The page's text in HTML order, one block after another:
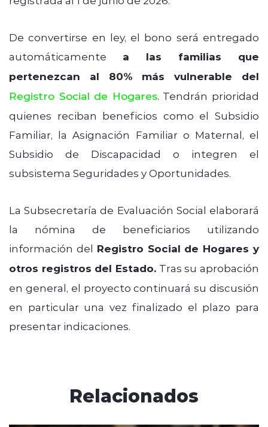
De convertirse en ley, el bono será entregado
automáticamente a las familias que
pertenezcan al 80% más vulnerable del
Registro Social de Hogares. Tendrán prioridad
quienes reciban beneficios como el Subsidio
Familiar, la Asignación Familiar o Maternal, el
Subsidio de Discapacidad o integren el
subsistema Seguridades y Oportunidades.
La Subsecretaría de Evaluación Social elaborará
la nómina de beneficiarios utilizando
información del Registro Social de Hogares y
otros registros del Estado. Tras su aprobación
en general, el proyecto continuará su discusión
en particular una vez finalizado el plazo para
presentar indicaciones.
Relacionados